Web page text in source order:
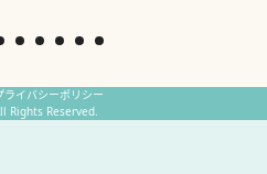
ライバシーポリシー
Rights Reserved.